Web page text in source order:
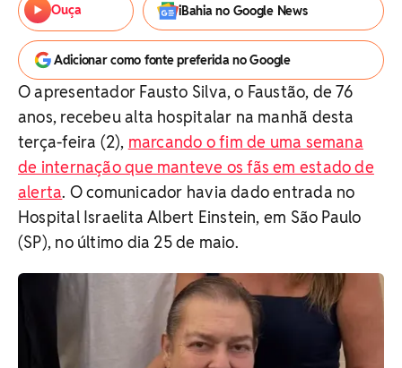
Ouça
iBahia no Google News
Adicionar como fonte preferida no Google
O apresentador Fausto Silva, o Faustão, de 76
anos, recebeu alta hospitalar na manhã desta
terça-feira (2), marcando o fim de uma semana
de internação que manteve os fãs em estado de
alerta. O comunicador havia dado entrada no
Hospital Israelita Albert Einstein, em São Paulo
(SP), no último dia 25 de maio.